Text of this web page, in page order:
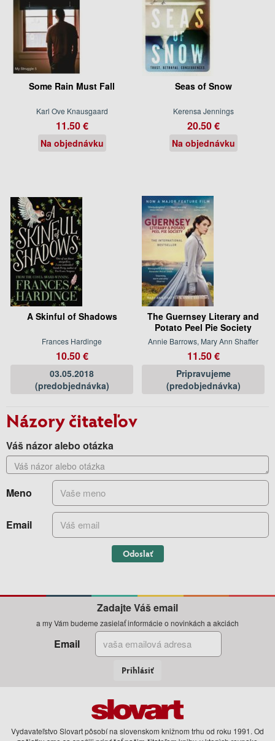
Some Rain Must Fall
Karl Ove Knausgaard
11.50 €
Na objednávku
Seas of Snow
Kerensa Jennings
20.50 €
Na objednávku
A Skinful of Shadows
Frances Hardinge
10.50 €
03.05.2018
(predobjednávka)
The Guernsey Literary and
Potato Peel Pie Society
Annie Barrows, Mary Ann Shaffer
11.50 €
Pripravujeme
(predobjednávka)
Názory čitateľov
Váš názor alebo otázka
Meno
Email
Odoslať
Zadajte Váš email
a my Vám budeme zasielať informácie o novinkách a akciách
Email
Prihlásiť
Vydavateľstvo Slovart pôsobí na slovenskom knižnom trhu od roku 1991. Od